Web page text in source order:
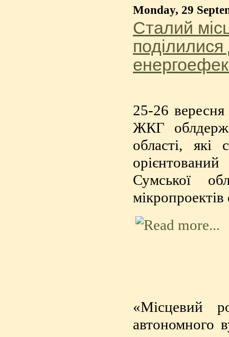
Monday, 29
Сталий
25-26
ЖКГ
області, які
Сумської
«Місцевий
автономного